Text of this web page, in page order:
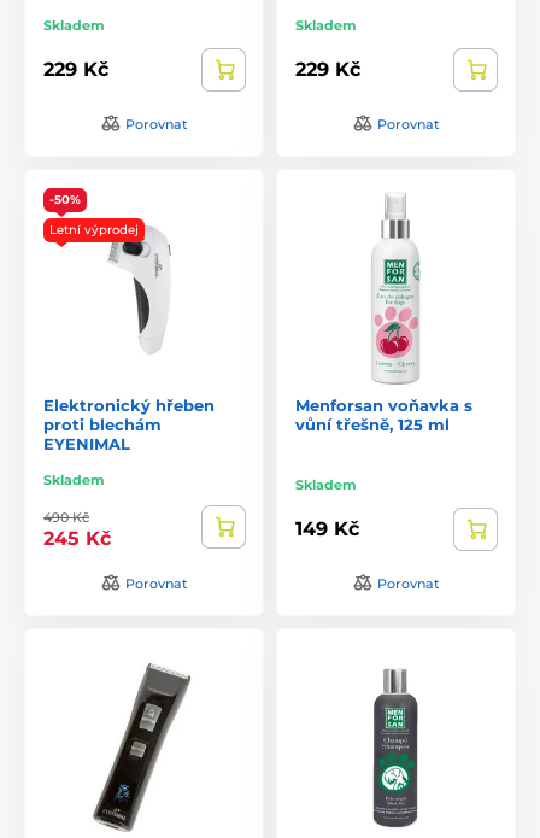
Skladem
229 Kč
Porovnat
Skladem
229 Kč
Porovnat
-50%
Letní výprodej
Elektronický hřeben
proti blechám
EYENIMAL
Skladem
490 Kč
245 Kč
Porovnat
Menforsan voňavka s
vůní třešně, 125 ml
Skladem
149 Kč
Porovnat